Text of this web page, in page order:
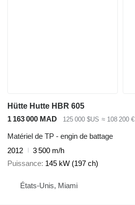
Hütte Hutte HBR 605
1 163 000 MAD
125 000 $US ≈ 108 200 €
Matériel de TP - engin de battage
2012
3 500 m/h
Puissance 145 kW (197 ch)
États-Unis, Miami